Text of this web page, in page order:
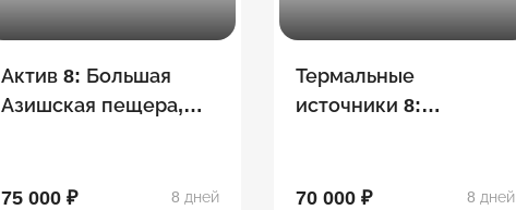
Актив 8: Большая
Азишская пещера,
Сахрайские
75 000 ₽ 8 дней
Термальные
источники 8:
эко-ферма, Лаго-Наки
70 000 ₽ 8 дней